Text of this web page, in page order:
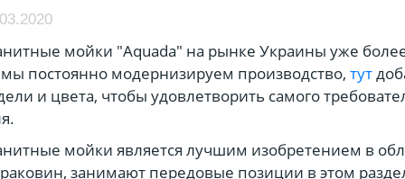
мойки "Aquada" на рынке Украины уже
постоянно модернизируем производство, тут
и цвета, чтобы удовлетворить самого
мойки является лучшим изобретением в
занимают передовые позиции в этом